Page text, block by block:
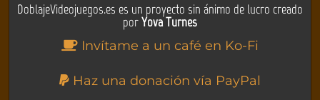
DoblajeVideojuegos.es es un proyecto sin ánimo de lucro creado
porYova Turnes
Invítame a un café en Ko-Fi
Haz una donación vía PayPal